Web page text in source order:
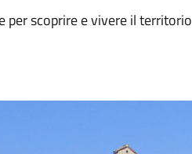
per scoprire e vivere il territorio